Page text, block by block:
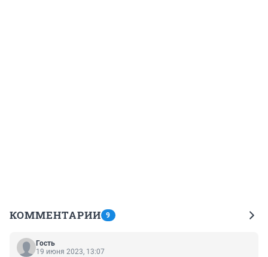
КОММЕНТАРИИ 9
Гость
19 июня 2023, 13:07